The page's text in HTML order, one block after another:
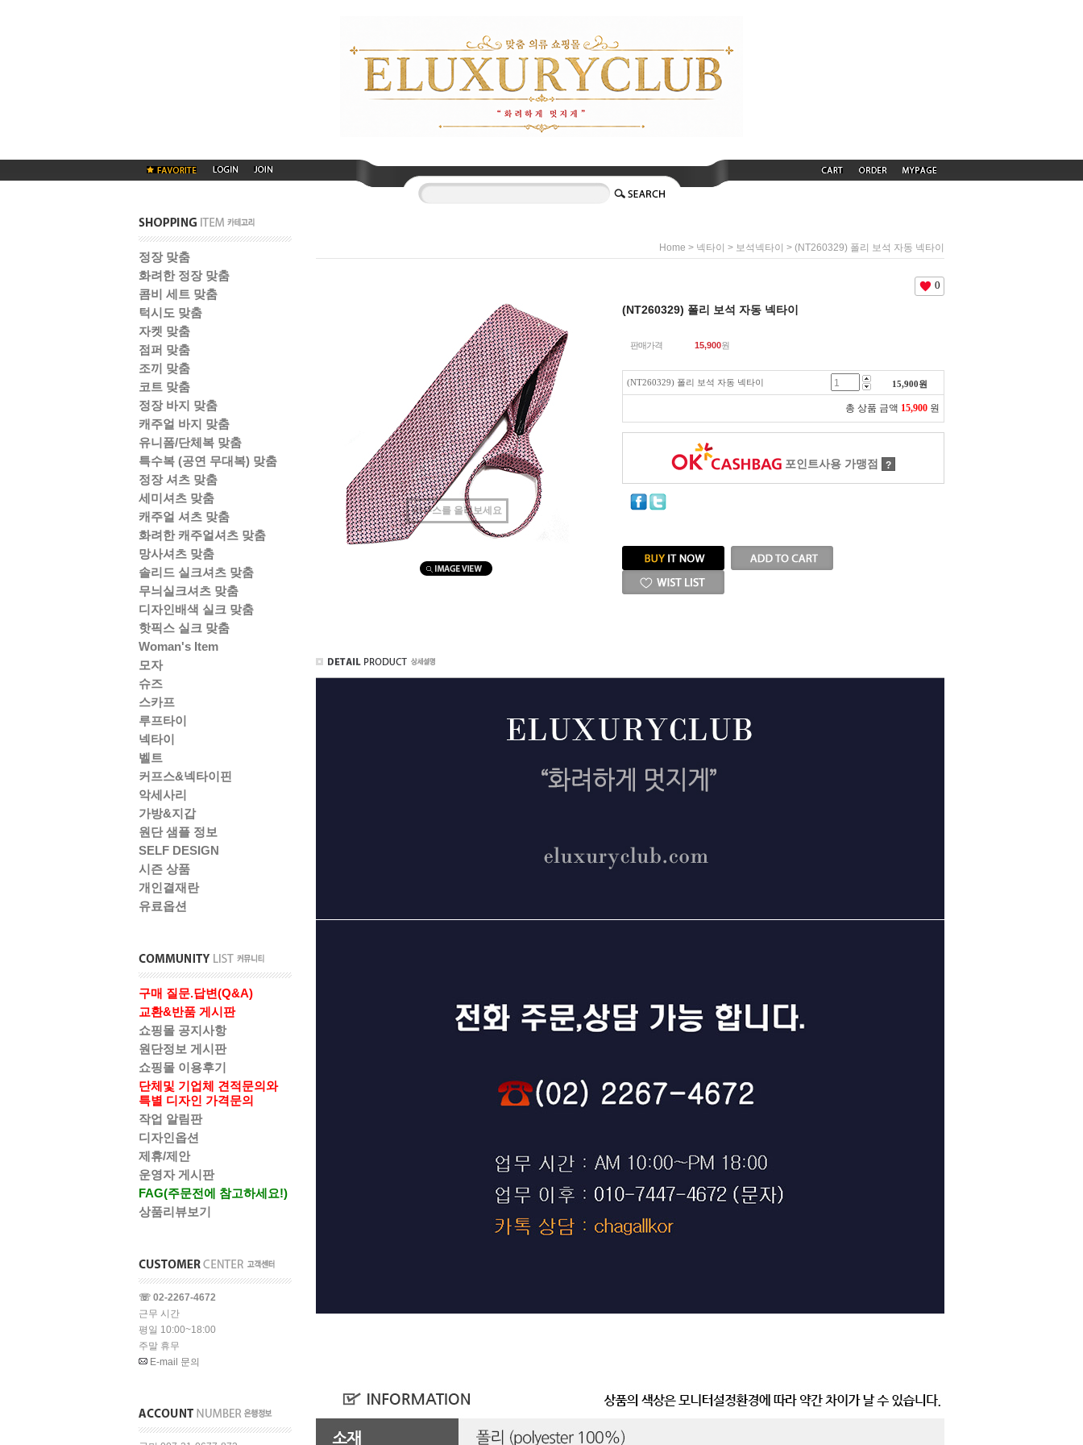
정장 맞춤
화려한 정장 맞춤
콤비 세트 맞춤
턱시도 맞춤
자켓 맞춤
점퍼 맞춤
조끼 맞춤
코트 맞춤
정장 바지 맞춤
캐주얼 바지 맞춤
유니폼/단체복 맞춤
특수복 (공연 무대복) 맞춤
정장 셔츠 맞춤
세미셔츠 맞춤
캐주얼 셔츠 맞춤
화려한 캐주얼셔츠 맞춤
망사셔츠 맞춤
솔리드 실크셔츠 맞춤
무늬실크셔츠 맞춤
디자인배색 실크 맞춤
핫픽스 실크 맞춤
Woman's Item
모자
슈즈
스카프
루프타이
넥타이
벨트
커프스&넥타이핀
악세사리
가방&지갑
원단 샘플 정보
SELF DESIGN
시즌 상품
개인결재란
유료옵션
구매 질문.답변(Q&A)
교환&반품 게시판
쇼핑몰 공지사항
원단정보 게시판
쇼핑몰 이용후기
단체및 기업체 견적문의와
특별 디자인 가격문의
작업 알림판
디자인옵션
제휴/제안
운영자 게시판
FAG(주문전에 참고하세요!)
상품리뷰보기
☏ 02-2267-4672
근무 시간
평일 10:00~18:00
주말 휴무
E-mail 문의
Home > 넥타이 > 보석넥타이 > (NT260329) 폴리 보석 자동 넥타이
마우스를 올려보세요
0
(NT260329) 폴리 보석 자동 넥타이
판매가격 15,900원
(NT260329) 폴리 보석 자동 넥타이 15,900원
총 상품 금액 15,900 원
포인트사용 가맹점 ?